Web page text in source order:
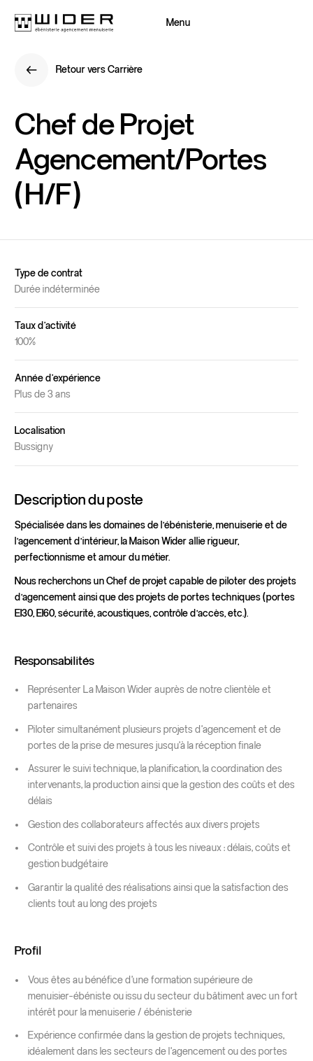
Retour
Menu
Retour vers Carrière
Chef de Projet
Agencement/Portes
(H/F)
Type de contrat
Durée indéterminée
Taux d'activité
100%
Année d'expérience
Plus de 3 ans
Localisation
Bussigny
Description du poste
Spécialisée dans les domaines de l’ébénisterie, menuiserie et de
l’agencement d’intérieur, la Maison Wider allie rigueur,
perfectionnisme et amour du métier.
Nous recherchons un Chef de projet capable de piloter des projets
d’agencement ainsi que des projets de portes techniques (portes
EI30, EI60, sécurité, acoustiques, contrôle d’accès, etc.).
Responsabilités
Représenter La Maison Wider auprès de notre clientèle et
partenaires
Piloter simultanément plusieurs projets d’agencement et de
portes de la prise de mesures jusqu’à la réception finale
Assurer le suivi technique, la planification, la coordination des
intervenants, la production ainsi que la gestion des coûts et des
délais
Gestion des collaborateurs affectés aux divers projets
Contrôle et suivi des projets à tous les niveaux : délais, coûts et
gestion budgétaire
Garantir la qualité des réalisations ainsi que la satisfaction des
clients tout au long des projets
Profil
Vous êtes au bénéfice d’une formation supérieure de
menuisier-ébéniste ou issu du secteur du bâtiment avec un fort
intérêt pour la menuiserie / ébénisterie
Expérience confirmée dans la gestion de projets techniques,
idéalement dans les secteurs de l’agencement ou des portes